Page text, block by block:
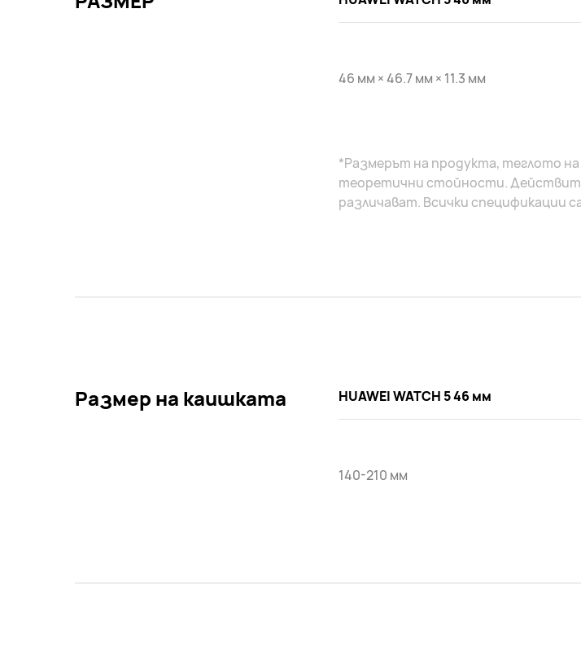
46 мм × 46.7 мм × 11.3 мм
*Размерът на продукта, теглото
теоретични стойности.
различават. Всички спецификации
Размер на каишката HUAWEI WATCH 5 46 мм
140-210 мм